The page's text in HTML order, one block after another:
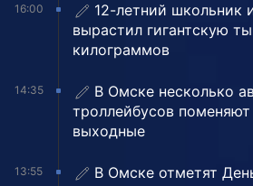
16:00
12-летний школьник
вырастил гигантскую
килограммов
14:35
В Омске несколько
троллейбусов
выходные
13:55
В Омске отметят